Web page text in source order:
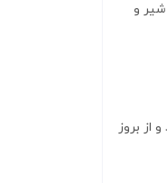
شیر و
از بروز